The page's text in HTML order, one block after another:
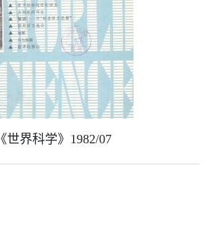
《世界科学》1982/07